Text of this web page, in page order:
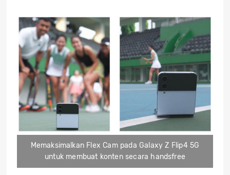
Memaksimalkan Flex Cam pada Galaxy Z Flip4 5G
untuk membuat konten secara handsfree